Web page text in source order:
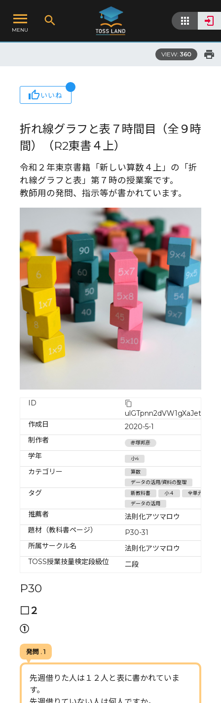
MENU
VIEW: 360
いいね
折れ線グラフと表７時間目（全９時
間）（R2東書４上）
令和２年東京書籍「新しい算数４上」の「折
れ線グラフと表」第７時の授業案です。
教師用の発問、指示等が書かれています。
ID
ulGTpnn2dVW1gXaJet1E
作成日
2020-5-1
制作者
赤塚邦彦
学年 小4
カテゴリー
算数
データの活用/資料の整理
タグ 新教科書 小４
全単元
データの活用
推薦者
法則化アツマロウ
題材（教科書ページ）
P30-31
所属サークル名
法則化アツマロウ
TOSS授業技量検定段級位
二段
P30
□２
①
発問 . 1
先週借りた人は１２人と表に書かれていま
す。